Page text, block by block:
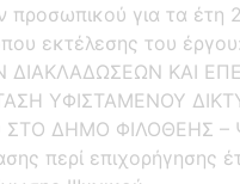
προσωπικού για τα έτη
εκτέλεσης του
ΔΙΑΚΛΑΔΩΣΕΩΝ ΚΑΙ
ΥΦΙΣΤΑΜΕΝΟΥ
ΣΤΟ ΔΗΜΟ ΦΙΛΟΘΕΗΣ –
περί επιχορήγησης